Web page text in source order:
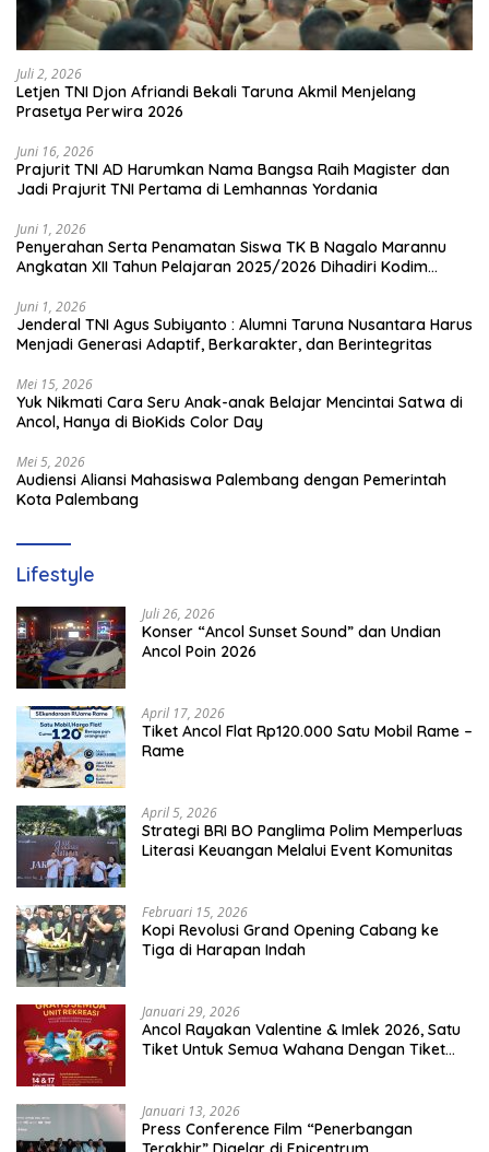
Juli 2, 2026
Letjen TNI Djon Afriandi Bekali Taruna Akmil Menjelang
Prasetya Perwira 2026
Juni 16, 2026
Prajurit TNI AD Harumkan Nama Bangsa Raih Magister dan
Jadi Prajurit TNI Pertama di Lemhannas Yordania
Juni 1, 2026
Penyerahan Serta Penamatan Siswa TK B Nagalo Marannu
Angkatan XII Tahun Pelajaran 2025/2026 Dihadiri Kodim
Juni 1, 2026
Jenderal TNI Agus Subiyanto : Alumni Taruna Nusantara Harus
Menjadi Generasi Adaptif, Berkarakter, dan Berintegritas
Mei 15, 2026
Yuk Nikmati Cara Seru Anak-anak Belajar Mencintai Satwa di
Ancol, Hanya di BioKids Color Day
Mei 5, 2026
Audiensi Aliansi Mahasiswa Palembang dengan Pemerintah
Kota Palembang
Lifestyle
Juli 26, 2026
Konser “Ancol Sunset Sound” dan Undian
Ancol Poin 2026
April 17, 2026
Tiket Ancol Flat Rp120.000 Satu Mobil Rame –
Rame
April 5, 2026
​Strategi BRI BO Panglima Polim Memperluas
Literasi Keuangan Melalui Event Komunitas
Februari 15, 2026
Kopi Revolusi Grand Opening Cabang ke
Tiga di Harapan Indah
Januari 29, 2026
Ancol Rayakan Valentine & Imlek 2026, Satu
Tiket Untuk Semua Wahana Dengan Tiket
Januari 13, 2026
Press Conference Film “Penerbangan